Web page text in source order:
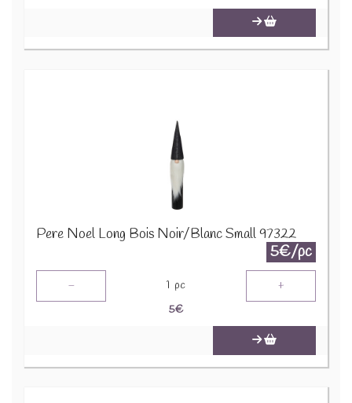
Pere Noel Long Bois Noir/Blanc Small 97322
5€/pc
- 1 pc +
5€